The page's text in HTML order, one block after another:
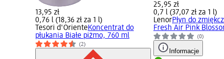
13,95 zł
0,76 l (18,36 zł za 1 l)
Tesori d'OrienteKoncentrat do
płukania Białe piżmo, 760 ml
(2)
25,95 zł
0,7 l (37,07 zł za 1 l)
LenorPłyn do
Fresh Air Pink
(0)
Informacje